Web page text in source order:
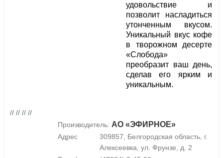
удовольствие и
позволит насладиться
утонченным вкусом.
Уникальный вкус кофе
в творожном десерте
«Слобода»
преобразит ваш день,
сделав его ярким и
уникальным.
// // // //
Производитель: АО «ЭФИРНОЕ»
Адрес
309857, Белгородская область, г.
Алексеевка, ул. Фрунзе, д. 2